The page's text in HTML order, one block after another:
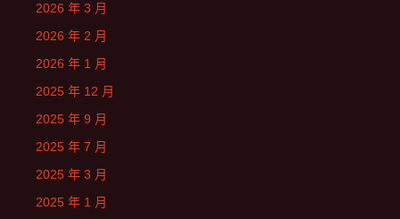
2026 年 3 月
2026 年 2 月
2026 年 1 月
2025 年 12 月
2025 年 9 月
2025 年 7 月
2025 年 3 月
2025 年 1 月